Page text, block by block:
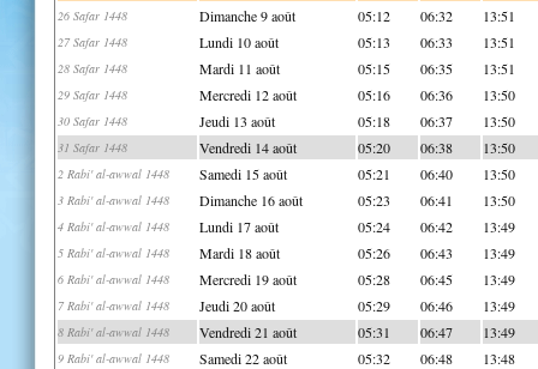
26 Safar 1448 Dimanche 9 août 05:12 06:32 13:51
27 Safar 1448 Lundi 10 août 05:13 06:33 13:51
28 Safar 1448 Mardi 11 août 05:15 06:35 13:51
29 Safar 1448 Mercredi 12 août 05:16 06:36 13:50
30 Safar 1448 Jeudi 13 août 05:18 06:37 13:50
31 Safar 1448 Vendredi 14 août 05:20 06:38 13:50
2 Rabi' al-awwal 1448 Samedi 15 août 05:21 06:40 13:50
3 Rabi' al-awwal 1448 Dimanche 16 août 05:23 06:41 13:50
4 Rabi' al-awwal 1448 Lundi 17 août 05:24 06:42 13:49
5 Rabi' al-awwal 1448 Mardi 18 août 05:26 06:43 13:49
6 Rabi' al-awwal 1448 Mercredi 19 août 05:28 06:45 13:49
7 Rabi' al-awwal 1448 Jeudi 20 août 05:29 06:46 13:49
8 Rabi' al-awwal 1448 Vendredi 21 août 05:31 06:47 13:49
9 Rabi' al-awwal 1448 Samedi 22 août 05:32 06:48 13:48